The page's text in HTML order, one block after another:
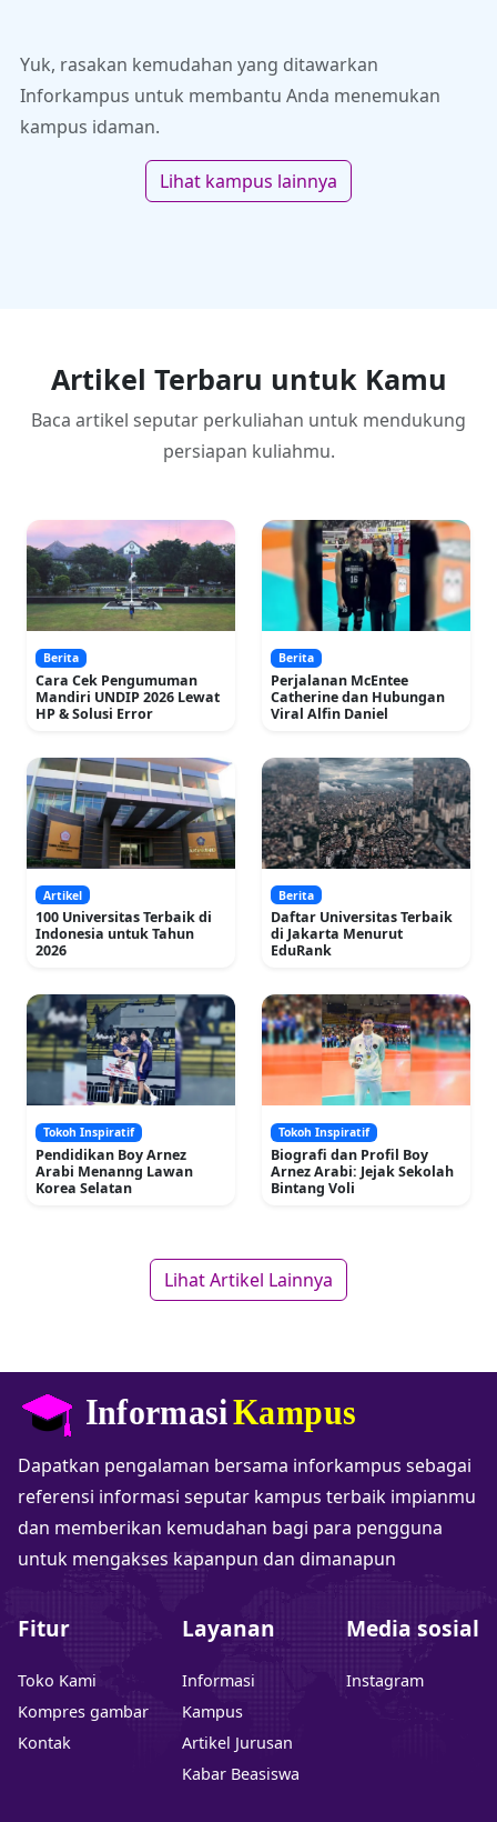
muda berkarakter dan
mahasiswa, penting untuk
Yuk, rasakan kemudahan yang ditawarkan
Inforkampus untuk membantu Anda menemukan
kampus idaman.
Lihat kampus lainnya
Artikel Terbaru untuk Kamu
Baca artikel seputar perkuliahan untuk mendukung
persiapan kuliahmu.
Berita
Cara Cek Pengumuman
Mandiri UNDIP 2026 Lewat
HP & Solusi Error
Berita
Perjalanan McEntee
Catherine dan Hubungan
Viral Alfin Daniel
Artikel
100 Universitas Terbaik di
Indonesia untuk Tahun
2026
Berita
Daftar Universitas Terbaik
di Jakarta Menurut
EduRank
Tokoh Inspiratif
Pendidikan Boy Arnez
Arabi Menanng Lawan
Korea Selatan
Tokoh Inspiratif
Biografi dan Profil Boy
Arnez Arabi: Jejak Sekolah
Bintang Voli
Lihat Artikel Lainnya
Dapatkan pengalaman bersama inforkampus sebagai
referensi informasi seputar kampus terbaik impianmu
dan memberikan kemudahan bagi para pengguna
untuk mengakses kapanpun dan dimanapun
Fitur
Toko Kami
Kompres gambar
Kontak
Layanan
Informasi
Kampus
Artikel Jurusan
Kabar Beasiswa
Media sosial
Instagram